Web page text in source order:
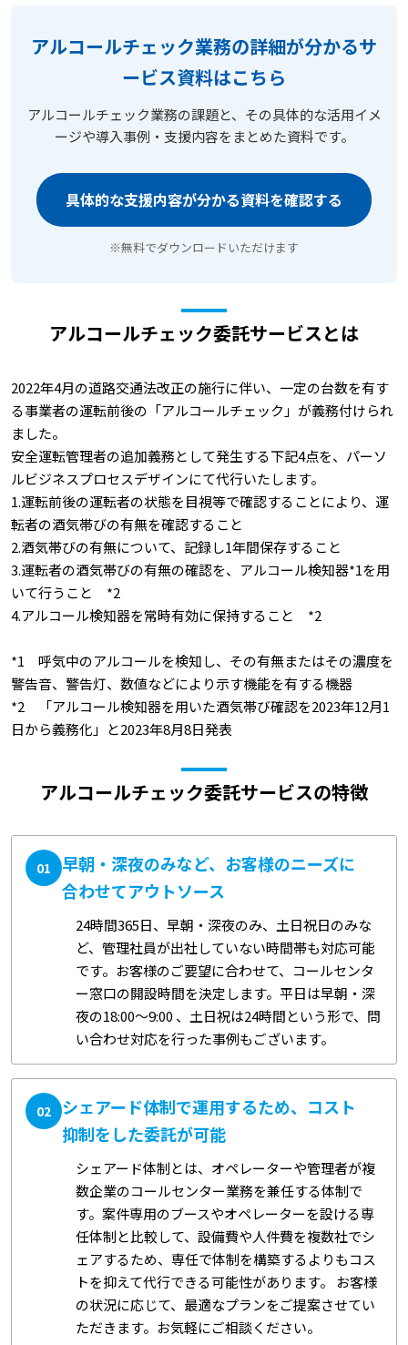
アルコールチェック業務の詳細が分かるサ
ービス資料はこちら
アルコールチェック業務の課題と、その具体的な活用イメ
ージや導入事例・支援内容をまとめた資料です。
具体的な支援内容が分かる資料を確認する
※無料でダウンロードいただけます
アルコールチェック委託サービスとは
2022年4月の道路交通法改正の施行に伴い、一定の台数を有す
る事業者の運転前後の「アルコールチェック」が義務付けられ
ました。
安全運転管理者の追加義務として発生する下記4点を、パーソ
ルビジネスプロセスデザインにて代行いたします。
1.運転前後の運転者の状態を目視等で確認することにより、運
転者の酒気帯びの有無を確認すること
2.酒気帯びの有無について、記録し1年間保存すること
3.運転者の酒気帯びの有無の確認を、アルコール検知器*1を用
いて行うこと *2
4.アルコール検知器を常時有効に保持すること *2
*1 呼気中のアルコールを検知し、その有無またはその濃度を
警告音、警告灯、数値などにより示す機能を有する機器
*2 「アルコール検知器を用いた酒気帯び確認を2023年12月1
日から義務化」と2023年8月8日発表
アルコールチェック委託サービスの特徴
01
早朝・深夜のみなど、お客様のニーズに
合わせてアウトソース
24時間365日、早朝・深夜のみ、土日祝日のみな
ど、管理社員が出社していない時間帯も対応可能
です。お客様のご要望に合わせて、コールセンタ
ー窓口の開設時間を決定します。平日は早朝・深
夜の18:00～9:00 、土日祝は24時間という形で、問
い合わせ対応を行った事例もございます。
02
シェアード体制で運用するため、コスト
抑制をした委託が可能
シェアード体制とは、オペレーターや管理者が複
数企業のコールセンター業務を兼任する体制で
す。案件専用のブースやオペレーターを設ける専
任体制と比較して、設備費や人件費を複数社でシ
ェアするため、専任で体制を構築するよりもコス
トを抑えて代行できる可能性があります。 お客様
の状況に応じて、最適なプランをご提案させてい
ただきます。お気軽にご相談ください。